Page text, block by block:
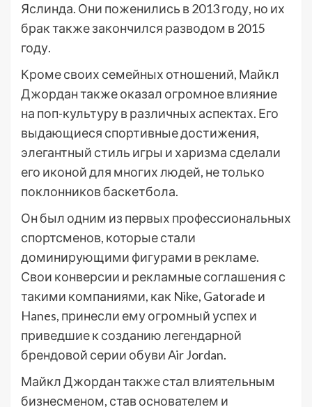
Яслинда. Они поженились в 2013 году, но их
брак также закончился разводом в 2015
году.
Кроме своих семейных отношений, Майкл
Джордан также оказал огромное влияние
на поп-культуру в различных аспектах. Его
выдающиеся спортивные достижения,
элегантный стиль игры и харизма сделали
его иконой для многих людей, не только
поклонников баскетбола.
Он был одним из первых профессиональных
спортсменов, которые стали
доминирующими фигурами в рекламе.
Свои конверсии и рекламные соглашения с
такими компаниями, как Nike, Gatorade и
Hanes, принесли ему огромный успех и
приведшие к созданию легендарной
брендовой серии обуви Air Jordan.
Майкл Джордан также стал влиятельным
бизнесменом, став основателем и